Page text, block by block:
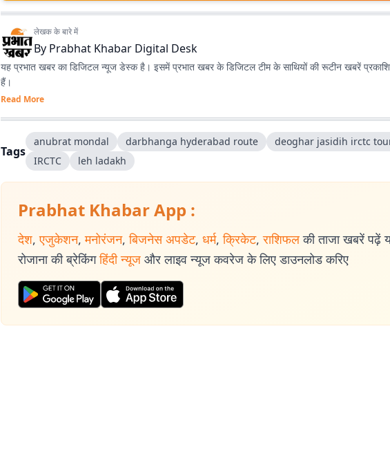
लेखक के बारे में
By Prabhat Khabar Digital Desk
यह प्रभात खबर का डिजिटल न्यूज डेस्क है। इसमें प्रभात खबर के डिजिटल टीम के साथियों की रूटीन खबरें
हैं।
Read More
Tags
anubrat mondal darbhanga hyderabad route
deoghar jasidih irctc
IRCTC
leh ladakh
Prabhat Khabar App :
देश, एजुकेशन, मनोरंजन, बिजनेस अपडेट, धर्म, क्रिकेट, राशिफल की ताजा खबरें पढ़ें
रोजाना की ब्रेकिंग हिंदी न्यूज और लाइव न्यूज कवरेज के लिए डाउनलोड करिए